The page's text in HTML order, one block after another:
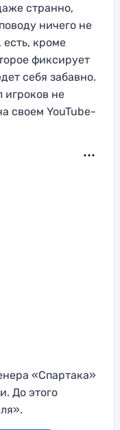
странно,
ничего не
есть, кроме
фиксирует
себя забавно.
игроков не
своем YouTube-
«Спартака»
До этого